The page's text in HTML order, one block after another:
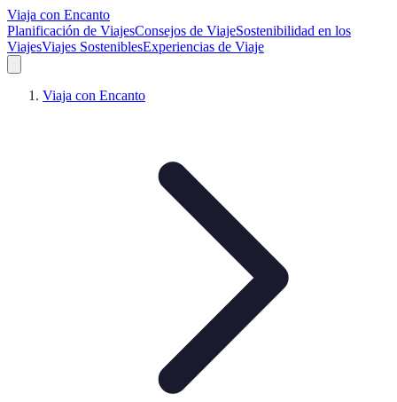
Viaja con Encanto
Planificación de ViajesConsejos de ViajeSostenibilidad en los
ViajesViajes SosteniblesExperiencias de Viaje
Viaja con Encanto